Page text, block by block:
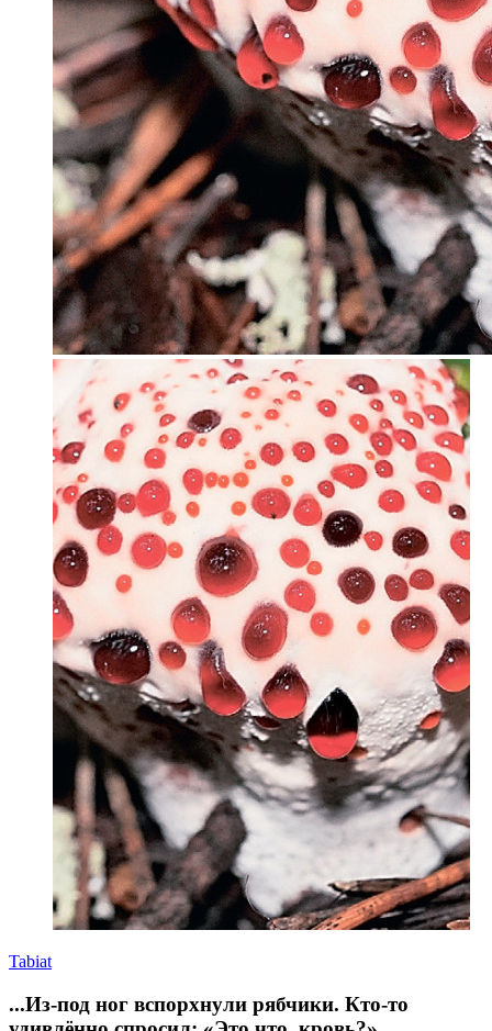
Tabiat
...Из-под ног вспорхнули рябчики. Кто-то